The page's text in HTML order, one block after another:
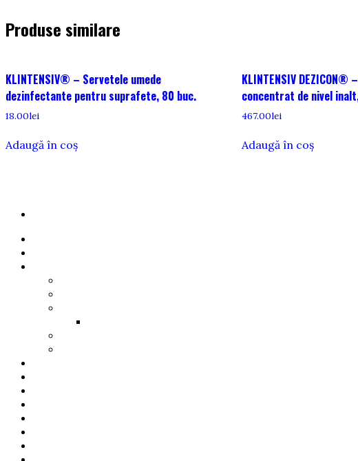
Produse similare
KLINTENSIV® – Servetele umede
dezinfectante pentru suprafete, 80 buc.
18.00lei
Adaugă în coș
KLINTENSIV
concentrat de nivel
467.00lei
Adaugă în coș